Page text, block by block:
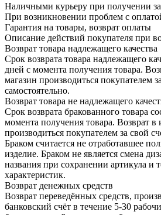
Наличными курьеру при получении
При возникновении проблем с
Гарантия на товары, возврат оплаты
Описание действий покупателя при
Возврат товара надлежащего качества
Срок возврата товара надлежащего
дней с момента получения товара.
магазин производиться покупателем
самостоятельно.
Возврат товара не надлежащего
Срок возврата бракованного товара
момента получения товара. Возврат в
производиться покупателем за свой
Браком считается не отработавшее
изделие. Браком не является смена
названия при сохранении артикула и
характеристик.
Возврат денежных средств
Возврат переведённых средств,
банковский счёт в течение 5-30